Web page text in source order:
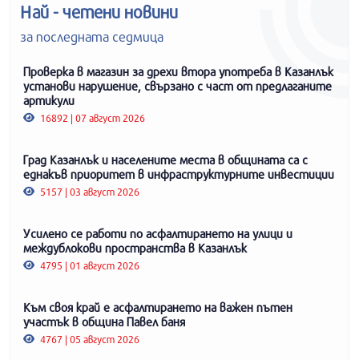
Най - четени новини
за последната седмица
Проверка в магазин за дрехи втора употреба в Казанлък
установи нарушение, свързано с част от предлаганите
артикули
16892 | 07 август 2026
Град Казанлък и населените места в общината са с
еднакъв приоритет в инфраструктурните инвестиции
5157 | 03 август 2026
Усилено се работи по асфалтирането на улици и
междублокови пространства в Казанлък
4795 | 01 август 2026
Към своя край е асфалтирането на важен пътен
участък в община Павел баня
4767 | 05 август 2026